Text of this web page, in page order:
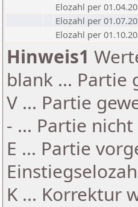
Elozahl per
Elozahl per
Elozahl per
Hinweis1
blank ... Partie
V ... Partie
- ... Partie
E ... Partie
K ... Korrektur